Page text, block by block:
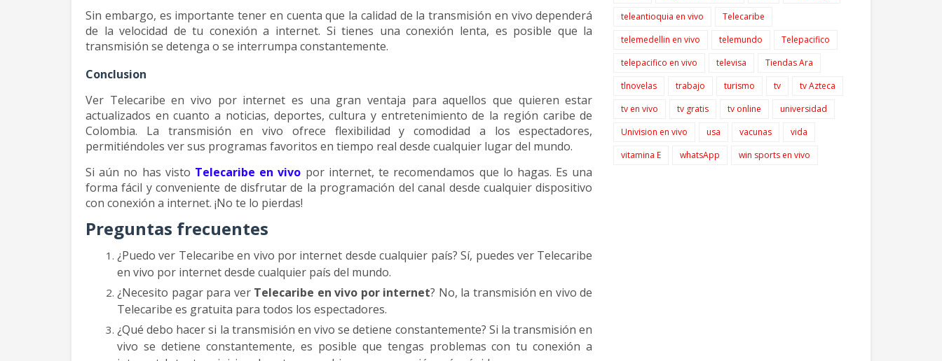
Sin embargo, es importante tener en cuenta que la calidad de la transmisión en vivo dependerá
de la velocidad de tu conexión a internet. Si tienes una conexión lenta, es posible que la
transmisión se detenga o se interrumpa constantemente.
Conclusion
Ver Telecaribe en vivo por internet es una gran ventaja para aquellos que quieren estar
actualizados en cuanto a noticias, deportes, cultura y entretenimiento de la región caribe de
Colombia. La transmisión en vivo ofrece flexibilidad y comodidad a los espectadores,
permitiéndoles ver sus programas favoritos en tiempo real desde cualquier lugar del mundo.
Si aún no has visto Telecaribe en vivo por internet, te recomendamos que lo hagas. Es una
forma fácil y conveniente de disfrutar de la programación del canal desde cualquier dispositivo
con conexión a internet. ¡No te lo pierdas!
Preguntas frecuentes
¿Puedo ver Telecaribe en vivo por internet desde cualquier país? Sí, puedes ver Telecaribe
en vivo por internet desde cualquier país del mundo.
¿Necesito pagar para ver Telecaribe en vivo por internet? No, la transmisión en vivo de
Telecaribe es gratuita para todos los espectadores.
¿Qué debo hacer si la transmisión en vivo se detiene constantemente? Si la transmisión en
vivo se detiene constantemente, es posible que tengas problemas con tu conexión a
teleantioquia en vivo
Telecaribe
telemedellin en vivo
telemundo
Telepacifico
telepacifico en vivo
televisa
Tiendas Ara
tlnovelas
trabajo turismo tv
tv Azteca
tv en vivo
tv gratis tv online
universidad
Univision en vivo
usa vacunas
vida
vitamina E
whatsApp win sports en vivo